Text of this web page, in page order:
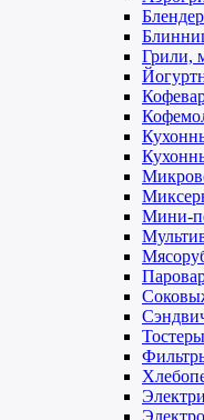
Грили,
Мини-
Тостеры